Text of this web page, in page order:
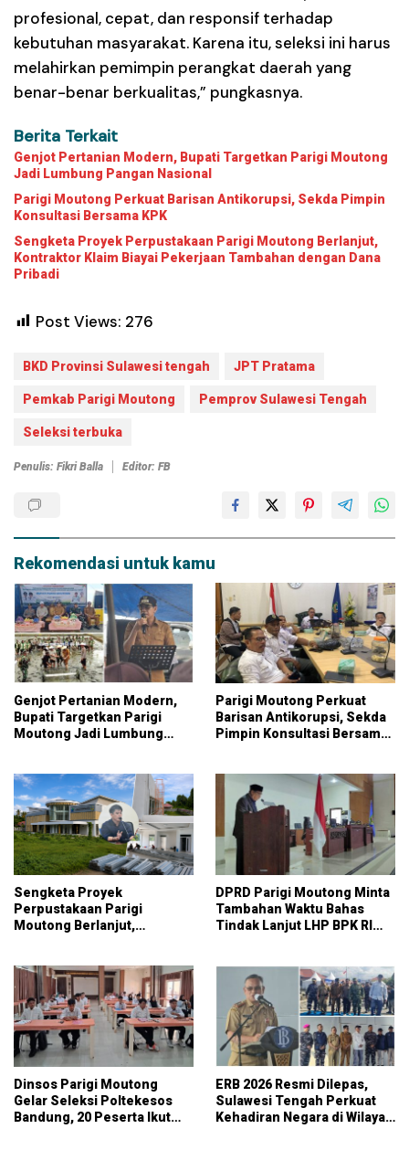
profesional, cepat, dan responsif terhadap
kebutuhan masyarakat. Karena itu, seleksi ini harus
melahirkan pemimpin perangkat daerah yang
benar-benar berkualitas,” pungkasnya.
Berita Terkait
Genjot Pertanian Modern, Bupati Targetkan Parigi Moutong
Jadi Lumbung Pangan Nasional
Parigi Moutong Perkuat Barisan Antikorupsi, Sekda Pimpin
Konsultasi Bersama KPK
Sengketa Proyek Perpustakaan Parigi Moutong Berlanjut,
Kontraktor Klaim Biayai Pekerjaan Tambahan dengan Dana
Pribadi
Post Views: 276
BKD Provinsi Sulawesi tengah JPT Pratama
Pemkab Parigi Moutong Pemprov Sulawesi Tengah
Seleksi terbuka
Penulis: Fikri Balla Editor: FB
Rekomendasi untuk kamu
Genjot Pertanian Modern,
Bupati Targetkan Parigi
Moutong Jadi Lumbung
Parigi Moutong Perkuat
Barisan Antikorupsi, Sekda
Pimpin Konsultasi Bersama
Sengketa Proyek
Perpustakaan Parigi
Moutong Berlanjut,
dengan Dana Pribadi
DPRD Parigi Moutong Minta
Tambahan Waktu Bahas
Tindak Lanjut LHP BPK RI
Dinsos Parigi Moutong
Gelar Seleksi Poltekesos
Bandung, 20 Peserta Ikut
ERB 2026 Resmi Dilepas,
Sulawesi Tengah Perkuat
Kehadiran Negara di Wilayah